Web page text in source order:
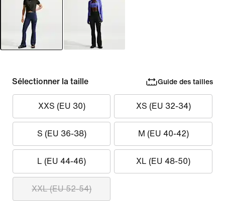
Sélectionner la taille Guide des tailles
XXS (EU 30) XS (EU 32-34)
S (EU 36-38) M (EU 40-42)
L (EU 44-46) XL (EU 48-50)
XXL (EU 52-54)